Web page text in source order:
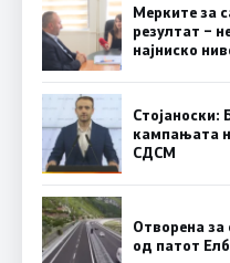
Мерките за
резултат –
најниско
Стојаноски:
кампањата
СДСM
Отворена за
од патот